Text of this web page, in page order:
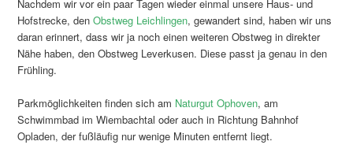
Nachdem wir vor ein paar Tagen wieder einmal unsere Haus- und
Hofstrecke, denObstweg Leichlingen, gewandert sind, haben wir uns
daran erinnert, dass wir ja noch einen weiteren Obstweg in direkter
Nähe haben, den Obstweg Leverkusen. Diese passt ja genau in den
Frühling.
Parkmöglichkeiten finden sich am Naturgut Ophoven, am
Schwimmbad im Wiembachtal oder auch in Richtung Bahnhof
Opladen, der fußläufig nur wenige Minuten entfernt liegt.